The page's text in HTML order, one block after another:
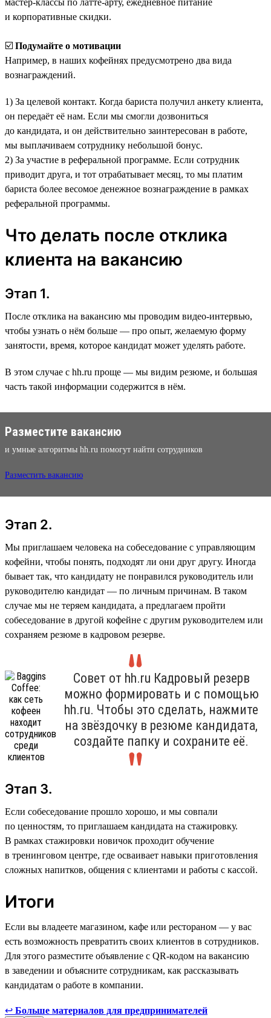
и корпоративные скидки.
☑️ Подумайте о мотивации
Например, в наших кофейнях предусмотрено два вида
вознаграждений.
1) За целевой контакт. Когда бариста получил анкету клиента,
он передаёт её нам. Если мы смогли дозвониться
до кандидата, и он действительно заинтересован в работе,
мы выплачиваем сотруднику небольшой бонус.
2) За участие в реферальной программе. Если сотрудник
приводит друга, и тот отрабатывает месяц, то мы платим
бариста более весомое денежное вознаграждение в рамках
реферальной программы.
Что делать после отклика
клиента на вакансию
Этап 1.
После отклика на вакансию мы проводим видео-интервью,
чтобы узнать о нём больше — про опыт, желаемую форму
занятости, время, которое кандидат может уделять работе.
В этом случае с hh.ru проще — мы видим резюме, и большая
часть такой информации содержится в нём.
Разместите вакансию
и умные алгоритмы hh.ru помогут найти сотрудников
Разместить вакансию
Этап 2.
Мы приглашаем человека на собеседование с управляющим
кофейни, чтобы понять, подходят ли они друг другу. Иногда
бывает так, что кандидату не понравился руководитель или
руководителю кандидат — по личным причинам. В таком
случае мы не теряем кандидата, а предлагаем пройти
собеседование в другой кофейне с другим руководителем или
сохраняем резюме в кадровом резерве.
Совет от hh.ru Кадровый резерв
можно формировать и с помощью
hh.ru. Чтобы это сделать, нажмите
на звёздочку в резюме кандидата,
создайте папку и сохраните её.
Этап 3.
Если собеседование прошло хорошо, и мы совпали
по ценностям, то приглашаем кандидата на стажировку.
В рамках стажировки новичок проходит обучение
в тренинговом центре, где осваивает навыки приготовления
сложных напитков, общения с клиентами и работы с кассой.
Итоги
Если вы владеете магазином, кафе или рестораном — у вас
есть возможность превратить своих клиентов в сотрудников.
Для этого разместите объявление с QR-кодом на вакансию
в заведении и объясните сотрудникам, как рассказывать
кандидатам о работе в компании.
↩ Больше материалов для предпринимателей